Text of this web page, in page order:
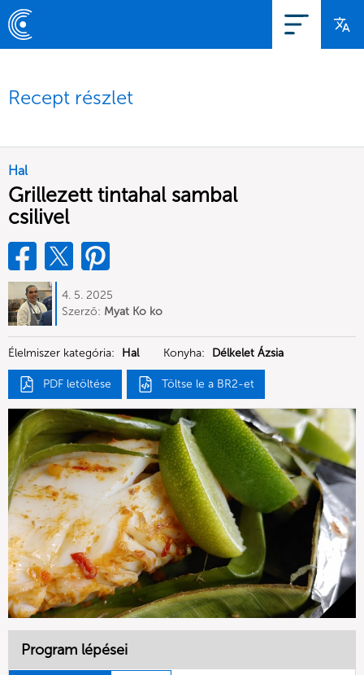
Recept részlet
Hal
Grillezett tintahal sambal
csilivel
4. 5. 2025
Szerző: Myat Ko ko
Élelmiszer kategória: Hal Konyha: Délkelet Ázsia
PDF letöltése Töltse le a BR2-et
Program lépései